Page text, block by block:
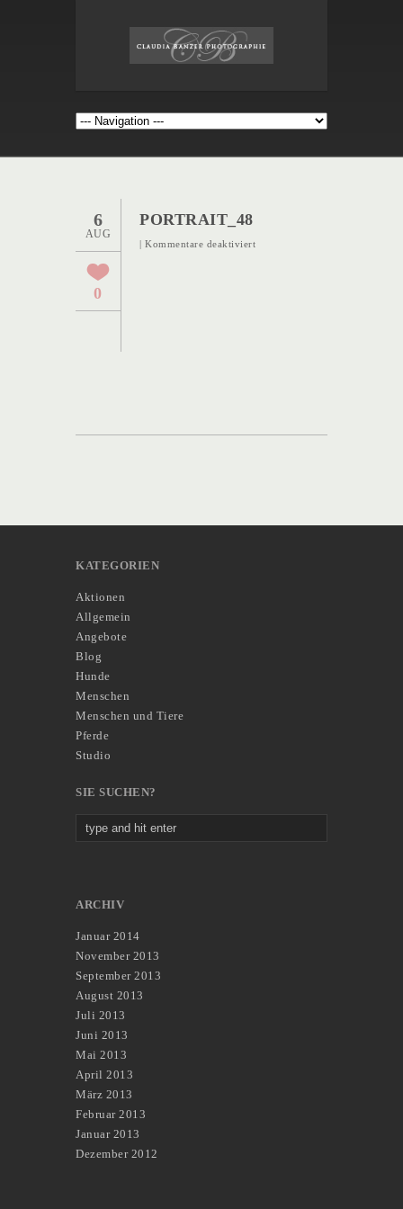
6
AUG
0
PORTRAIT_48
| Kommentare deaktiviertfür
KATEGORIEN
Aktionen
Allgemein
Angebote
Blog
Hunde
Menschen
Menschen und Tiere
Pferde
Studio
SIE SUCHEN?
ARCHIV
Januar 2014
November 2013
September 2013
August 2013
Juli 2013
Juni 2013
Mai 2013
April 2013
März 2013
Februar 2013
Januar 2013
Dezember 2012